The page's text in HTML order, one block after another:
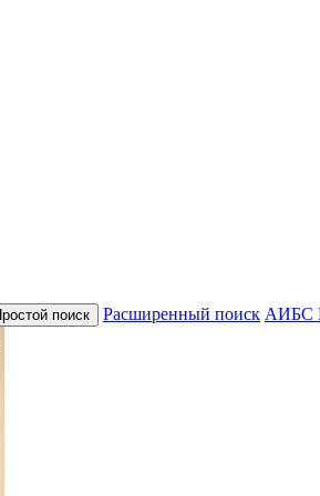
Расширенный поиск АИБС